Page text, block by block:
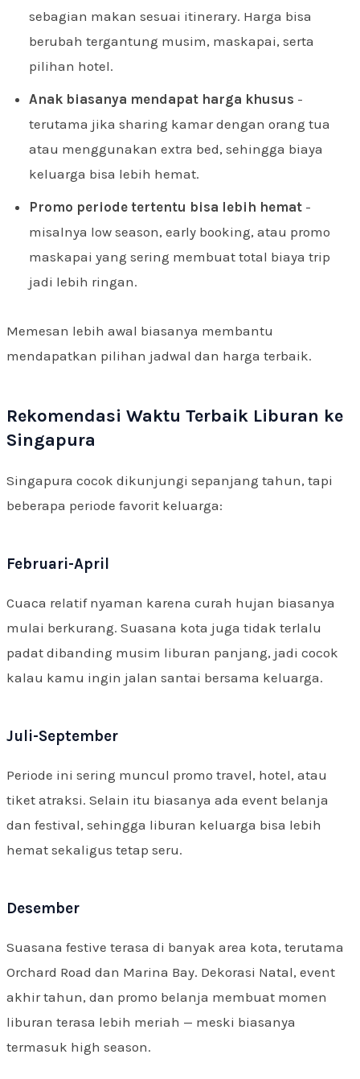
sebagian makan sesuai itinerary. Harga bisa
berubah tergantung musim, maskapai, serta
pilihan hotel.
Anak biasanya mendapat harga khusus -
terutama jika sharing kamar dengan orang tua
atau menggunakan extra bed, sehingga biaya
keluarga bisa lebih hemat.
Promo periode tertentu bisa lebih hemat -
misalnya low season, early booking, atau promo
maskapai yang sering membuat total biaya trip
jadi lebih ringan.
Memesan lebih awal biasanya membantu
mendapatkan pilihan jadwal dan harga terbaik.
Rekomendasi Waktu Terbaik Liburan ke
Singapura
Singapura cocok dikunjungi sepanjang tahun, tapi
beberapa periode favorit keluarga:
Februari-April
Cuaca relatif nyaman karena curah hujan biasanya
mulai berkurang. Suasana kota juga tidak terlalu
padat dibanding musim liburan panjang, jadi cocok
kalau kamu ingin jalan santai bersama keluarga.
Juli-September
Periode ini sering muncul promo travel, hotel, atau
tiket atraksi. Selain itu biasanya ada event belanja
dan festival, sehingga liburan keluarga bisa lebih
hemat sekaligus tetap seru.
Desember
Suasana festive terasa di banyak area kota, terutama
Orchard Road dan Marina Bay. Dekorasi Natal, event
akhir tahun, dan promo belanja membuat momen
liburan terasa lebih meriah — meski biasanya
termasuk high season.